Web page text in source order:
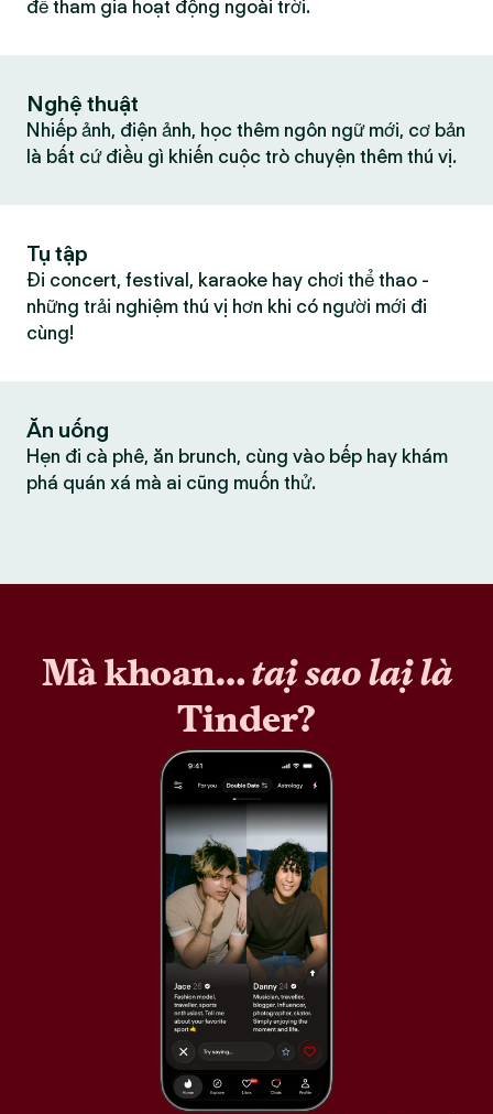
để tham gia hoạt động ngoài trời.
Nghệ thuật
Nhiếp ảnh, điện ảnh, học thêm ngôn ngữ mới, cơ bản
là bất cứ điều gì khiến cuộc trò chuyện thêm thú vị.
Tụ tập
Đi concert, festival, karaoke hay chơi thể thao -
những trải nghiệm thú vị hơn khi có người mới đi
cùng!
Ăn uống
Hẹn đi cà phê, ăn brunch, cùng vào bếp hay khám
phá quán xá mà ai cũng muốn thử.
Mà khoan…tại sao lại là
Tinder?